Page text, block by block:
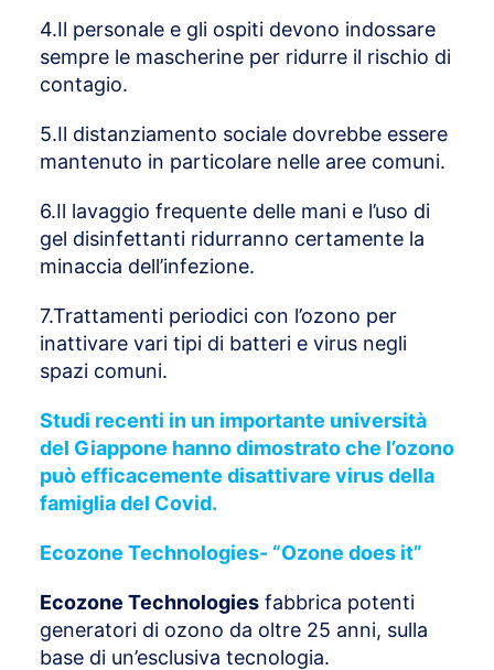
4.Il personale e gli ospiti devono indossare
sempre le mascherine per ridurre il rischio di
contagio.
5.Il distanziamento sociale dovrebbe essere
mantenuto in particolare nelle aree comuni.
6.Il lavaggio frequente delle mani e l’uso di
gel disinfettanti ridurranno certamente la
minaccia dell’infezione.
7.Trattamenti periodici con l’ozono per
inattivare vari tipi di batteri e virus negli
spazi comuni.
Studi recenti in un importante università
del Giappone hanno dimostrato che l’ozono
può efficacemente disattivare virus della
famiglia del Covid.
Ecozone Technologies- “Ozone does it”
Ecozone Technologiesfabbrica potenti
generatori di ozono da oltre 25 anni, sulla
base di un’esclusiva tecnologia.